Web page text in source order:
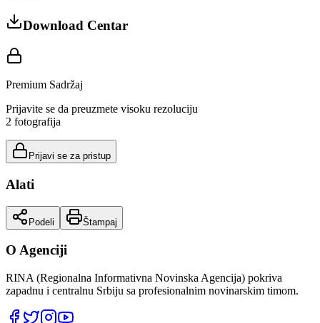
Download Centar
Premium Sadržaj
Prijavite se da preuzmete visoku rezoluciju
2 fotografija
Prijavi se za pristup
Alati
Podeli Štampaj
O Agenciji
RINA (Regionalna Informativna Novinska Agencija) pokriva
zapadnu i centralnu Srbiju sa profesionalnim novinarskim timom.